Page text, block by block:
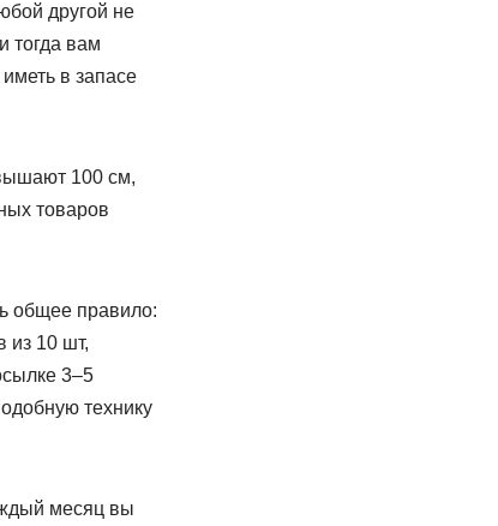
другой не
тогда вам
в запасе
100 см,
товаров
общее правило:
из 10 шт,
3–5
технику
месяц вы